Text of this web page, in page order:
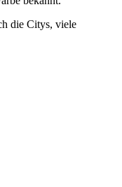
die Citys, viele